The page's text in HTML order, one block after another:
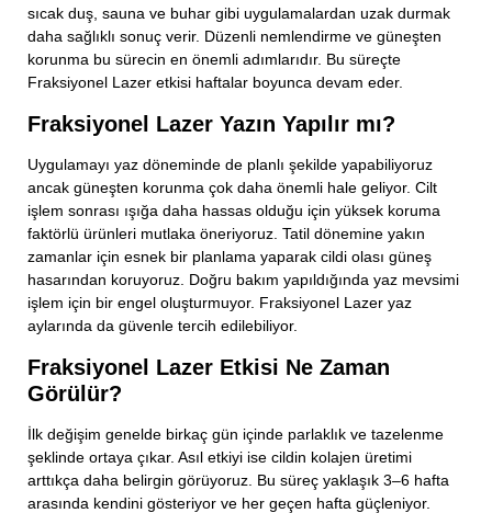
sıcak duş, sauna ve buhar gibi uygulamalardan uzak durmak
daha sağlıklı sonuç verir. Düzenli nemlendirme ve güneşten
korunma bu sürecin en önemli adımlarıdır. Bu süreçte
Fraksiyonel Lazer etkisi haftalar boyunca devam eder.
Fraksiyonel Lazer Yazın Yapılır mı?
Uygulamayı yaz döneminde de planlı şekilde yapabiliyoruz
ancak güneşten korunma çok daha önemli hale geliyor. Cilt
işlem sonrası ışığa daha hassas olduğu için yüksek koruma
faktörlü ürünleri mutlaka öneriyoruz. Tatil dönemine yakın
zamanlar için esnek bir planlama yaparak cildi olası güneş
hasarından koruyoruz. Doğru bakım yapıldığında yaz mevsimi
işlem için bir engel oluşturmuyor. Fraksiyonel Lazer yaz
aylarında da güvenle tercih edilebiliyor.
Fraksiyonel Lazer Etkisi Ne Zaman
Görülür?
İlk değişim genelde birkaç gün içinde parlaklık ve tazelenme
şeklinde ortaya çıkar. Asıl etkiyi ise cildin kolajen üretimi
arttıkça daha belirgin görüyoruz. Bu süreç yaklaşık 3–6 hafta
arasında kendini gösteriyor ve her geçen hafta güçleniyor.